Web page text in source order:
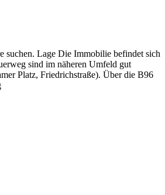
suchen. Lage Die Immobilie befindet sich
sind im näheren Umfeld gut
Platz, Friedrichstraße). Über die B96